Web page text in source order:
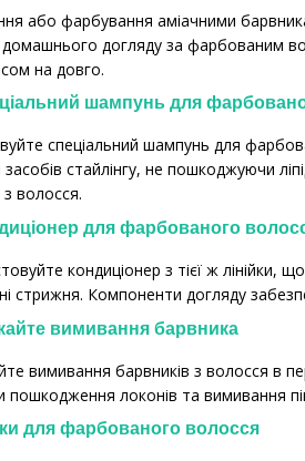
або фарбування аміачними
домашнього догляду за фарбованим
на довго.
шампунь для
спеціальний шампунь для
стайлінгу, не пошкоджуючи
волосся.
для фарбованого
кондиціонер з тієї ж лінійки,
стрижня. Компоненти догляду
вимивання барвника
вимивання барвників з волосся в
пошкодження локонів та вимивання
для фарбованого волосся